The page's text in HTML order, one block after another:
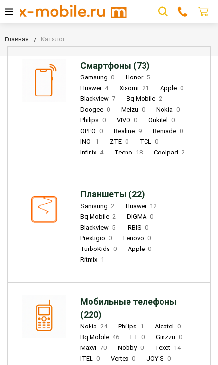
Главная Каталог
Смартфоны (73)
Samsung 0 Honor 5
Huawei 4 Xiaomi 21 Apple 0
Blackview 7 Bq Mobile 2
Doogee 0 Meizu 0 Nokia 0
Philips 0 VIVO 0 Oukitel
0
OPPO 0 Realme 9 Remade 0
INOI 1 ZTE 0 TCL 0
Infinix 4 Tecno 18 Coolpad 2
Планшеты (22)
Samsung 2 Huawei 12
Bq Mobile 2 DIGMA 0
Blackview 5 IRBIS 0
Prestigio 0 Lenovo 0
TurboKids 0 Apple 0
Ritmix 1
Мобильные телефоны
(220)
Nokia 24 Philips 1 Alcatel
0
Bq Mobile 46 F+ 0 Ginzzu 0
Maxvi 70 Nobby 0 Texet 14
ITEL 0 Vertex 0 JOY'S 0